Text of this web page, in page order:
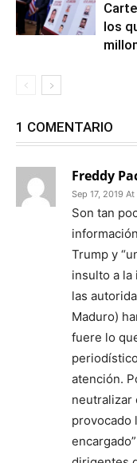
los
1 COMENTARIO
Freddy
Sep 17, 2019
Son tan
Trump y
insulto a la
las
Maduro)
fuere lo
atención.
neutralizar
provocado